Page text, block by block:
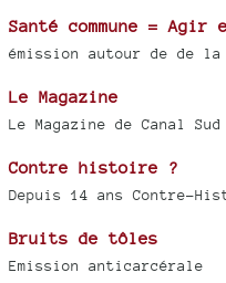
Santé commune = Agir
émission autour de de la
Le Magazine
Le Magazine de Canal
Contre histoire ?
Depuis 14 ans Contre-
Bruits de tôles
Emission anticarcérale